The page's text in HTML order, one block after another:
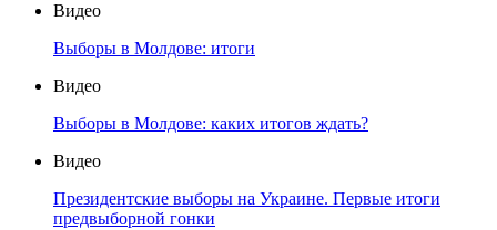
Видео
Выборы в Молдове: итоги
Видео
Выборы в Молдове: каких итогов ждать?
Видео
Президентские выборы на Украине. Первые итоги
предвыборной гонки